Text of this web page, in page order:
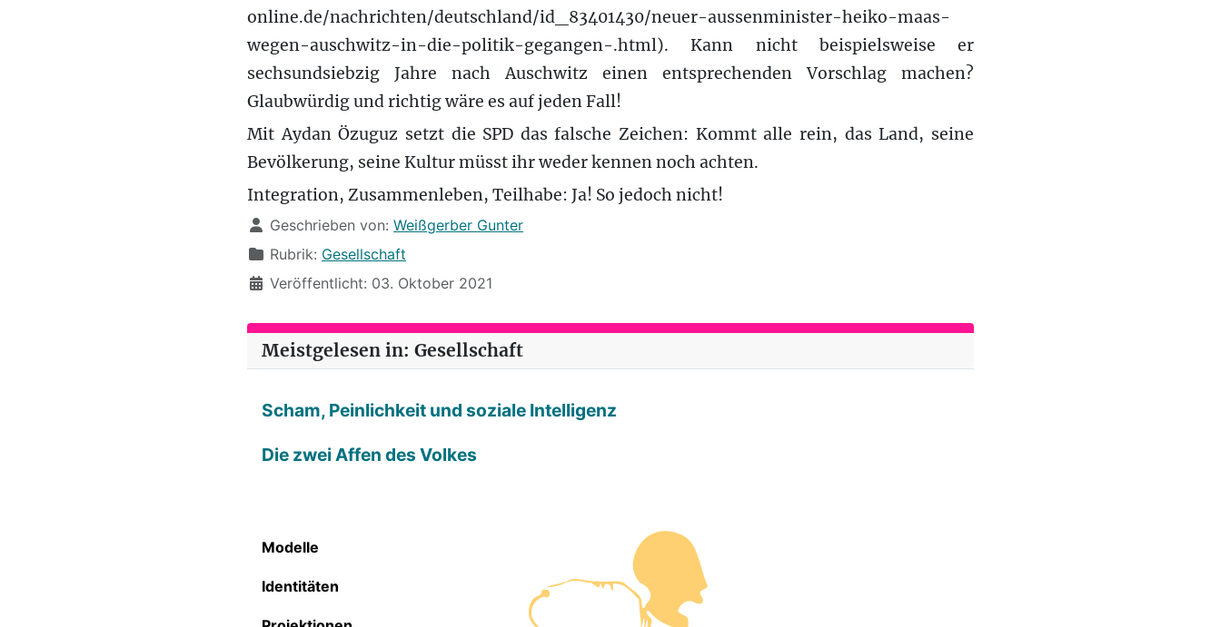
online.de/nachrichten/deutschland/id_83401430/neuer-aussenminister-heiko-maas-
wegen-auschwitz-in-die-politik-gegangen-.html). Kann nicht beispielsweise er
sechsundsiebzig Jahre nach Auschwitz einen entsprechenden Vorschlag machen?
Glaubwürdig und richtig wäre es auf jeden Fall!
Mit Aydan Özuguz setzt die SPD das falsche Zeichen: Kommt alle rein, das Land, seine
Bevölkerung, seine Kultur müsst ihr weder kennen noch achten.
Integration, Zusammenleben, Teilhabe: Ja! So jedoch nicht!
DetailsGeschrieben von: Weißgerber Gunter
Rubrik: Gesellschaft
Veröffentlicht: 03. Oktober 2021
Meistgelesen in: Gesellschaft
Scham, Peinlichkeit und soziale Intelligenz
Die zwei Affen des Volkes
Modelle
Identitäten